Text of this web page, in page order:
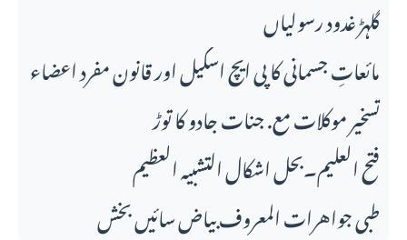
گلہڑ غدود رسولیاں
مائعاتِ جسمانی کا پی ایچ اسکیل اور قانونِ مفرد اعضاء
تسخیر موکلات مع. جنات جادو کا توڑ
فتح العلیم۔بحل اشکال التشبیہ العظیم
طبی جواهرات المعروف بیاض سائیں بخش